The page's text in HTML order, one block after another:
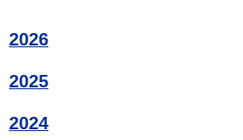
2026
2025
2024